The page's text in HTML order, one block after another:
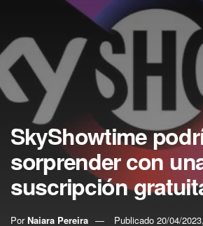
SkyShowtime
sorprender con
suscripción
Por Naiara Pereira Publicado 20/04/